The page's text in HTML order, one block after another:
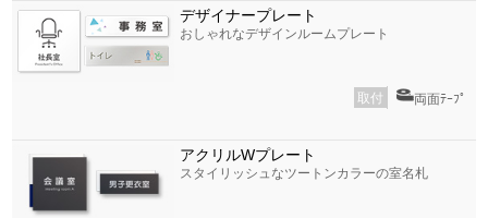
デザイナープレート
おしゃれなデザインルームプレート
取付 両面ﾃｰﾌﾟ
アクリルWプレート
スタイリッシュなツートンカラーの室名札